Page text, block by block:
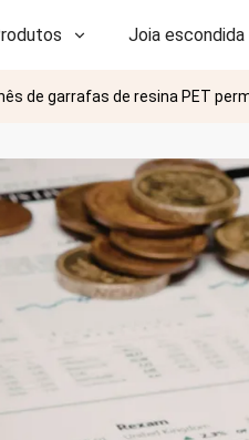
Joia escondida
de garrafas de resina PET